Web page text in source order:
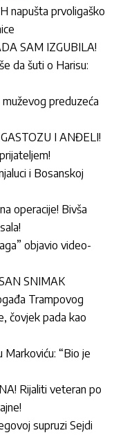
napušta prvoligaško
SAM IZGUBILA!
da šuti o Harisu:
preduzeća
I ANĐELI!
i Bosanskoj
operacije! Bivša
objavio video-
SNIMAK
Trampovog
čovjek pada kao
Markoviću: “Bio je
Rijaliti veteran po
supruzi Sejdi